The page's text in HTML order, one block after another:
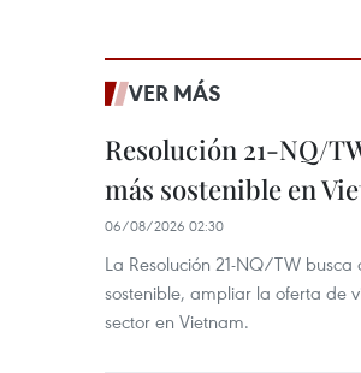
VER MÁS
Resolución 21-NQ/
más sostenible en
06/08/2026 02:30
La Resolución 21-NQ/TW
sostenible, ampliar la oferta de
sector en Vietnam.